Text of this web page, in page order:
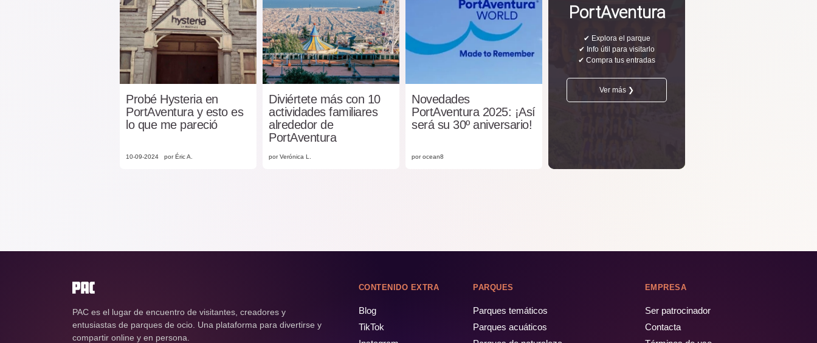
Probé Hysteria en
PortAventura y esto es
lo que me pareció
10-09-2024 por Éric A.
Diviértete más con 10
actividades familiares
alrededor de
PortAventura
por Verónica L.
Novedades
PortAventura 2025: ¡Así
será su 30º aniversario!
por ocean8
PortAventura
✔ Explora el parque
✔ Info útil para visitarlo
✔ Compra tus entradas
Ver más ❯
PAC es el lugar de encuentro de visitantes, creadores y
entusiastas de parques de ocio. Una plataforma para divertirse y
compartir online y en persona.
CONTENIDO EXTRA
Blog
TikTok
PARQUES
Parques temáticos
Parques acuáticos
EMPRESA
Ser patrocinador
Contacta